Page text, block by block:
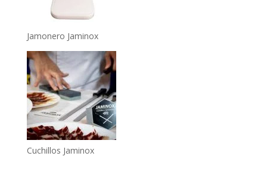
Jamonero Jaminox
Cuchillos Jaminox